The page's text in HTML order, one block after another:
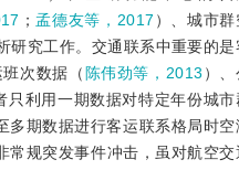
；孟德友等，2017 ）、城市群
研究工作。交通联系中重要的是
次数据（ 陈伟劲等，2013 ）、
只利用一期数据对特定年份城市
多期数据进行客运联系格局时空
规突发事件冲击，虽对航空交